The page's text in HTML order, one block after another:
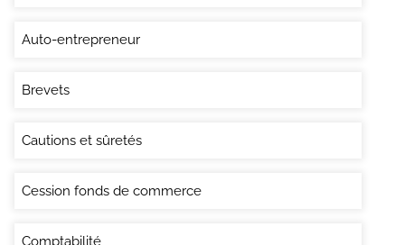
Auto-entrepreneur
Brevets
Cautions et sûretés
Cession fonds de commerce
Comptabilité